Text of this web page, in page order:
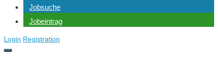
Jobsuche
Jobeintrag
Login Registration